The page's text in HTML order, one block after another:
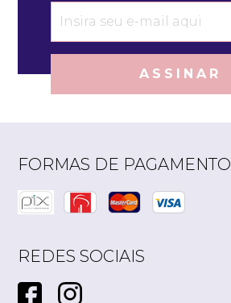
ASSINAR
FORMAS DE PAGAMENTO
REDES SOCIAIS